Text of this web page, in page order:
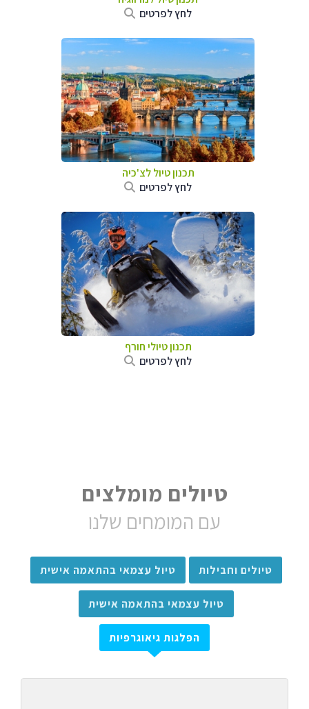
לחץ לפרטים
תכנון טיול לצ'כיה
לחץ לפרטים
תכנון טיולי חורף
לחץ לפרטים
טיולים מומלצים
עם המומחים שלנו
טיולים וחבילות טיול עצמאי בהתאמה אישית
טיול עצמאי בהתאמה אישית
הפלגות גיאוגרפיות